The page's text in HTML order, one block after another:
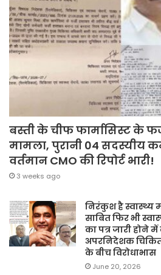
बस्ती के चीफ फार्मासिस्ट के
मामला, पुरानी 04 सदस्यीय
वर्तमान CMO की रिपोर्ट भारी!
3 weeks ago
निरंकुश है स्वास्थ्य
साबित फिर भी
का पत्र जारी होने
अपरनिदेशक
के बीच विरोधाभास
June 20, 2026